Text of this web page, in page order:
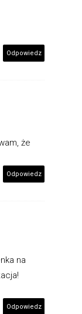
Odpowiedz
że
Odpowiedz
na
Odpowiedz